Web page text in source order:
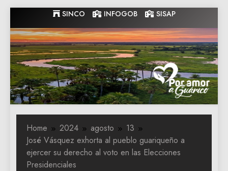
to
content
SINCO INFOGOB SISAP
Gobernacion
de Guarico
Gobernacion de Guarico
Home 2024 agosto
13
José Vásquez exhorta al pueblo guariqueño a
ejercer su derecho al voto en las Elecciones
Presidenciales